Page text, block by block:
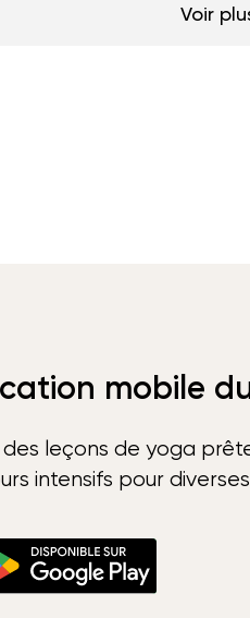
Voir
mobile
leçons de yoga
intensifs pour